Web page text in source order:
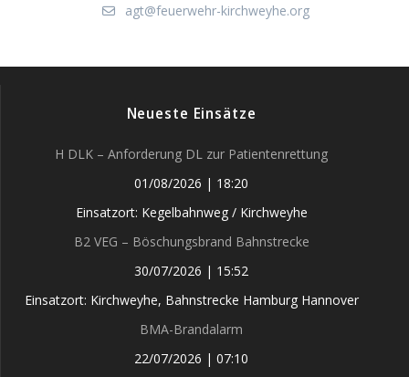
agt@feuerwehr-kirchweyhe.org
Neueste Einsätze
H DLK – Anforderung DL zur Patientenrettung
01/08/2026 | 18:20
Einsatzort: Kegelbahnweg / Kirchweyhe
B2 VEG – Böschungsbrand Bahnstrecke
30/07/2026 | 15:52
Einsatzort: Kirchweyhe, Bahnstrecke Hamburg Hannover
BMA-Brandalarm
22/07/2026 | 07:10